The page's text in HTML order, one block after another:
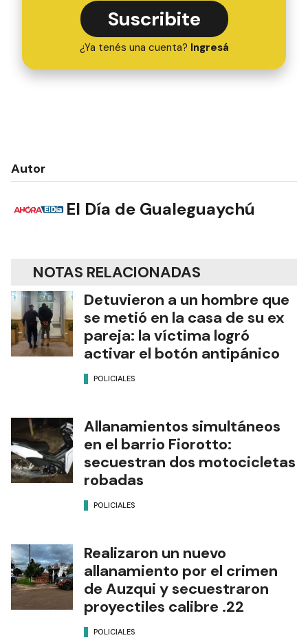
Suscribite
¿Ya tenés una cuenta? Ingresá
Autor
El Día de Gualeguaychú
NOTAS RELACIONADAS
Detuvieron a un hombre que
se metió en la casa de su ex
pareja: la víctima logró
activar el botón antipánico
POLICIALES
Allanamientos simultáneos
en el barrio Fiorotto:
secuestran dos motocicletas
robadas
POLICIALES
Realizaron un nuevo
allanamiento por el crimen
de Auzqui y secuestraron
proyectiles calibre .22
POLICIALES